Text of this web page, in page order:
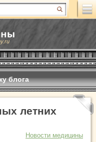
блога
летних
Новости медицины